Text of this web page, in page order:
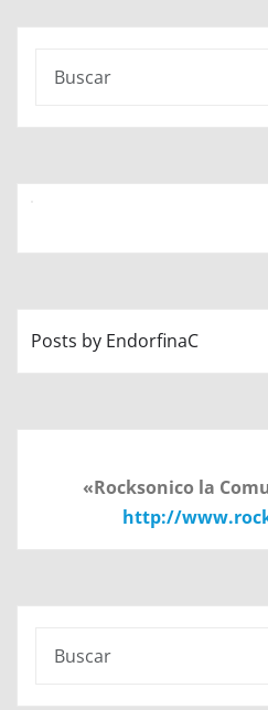
Posts by EndorfinaC
«Rocksonico la
http://